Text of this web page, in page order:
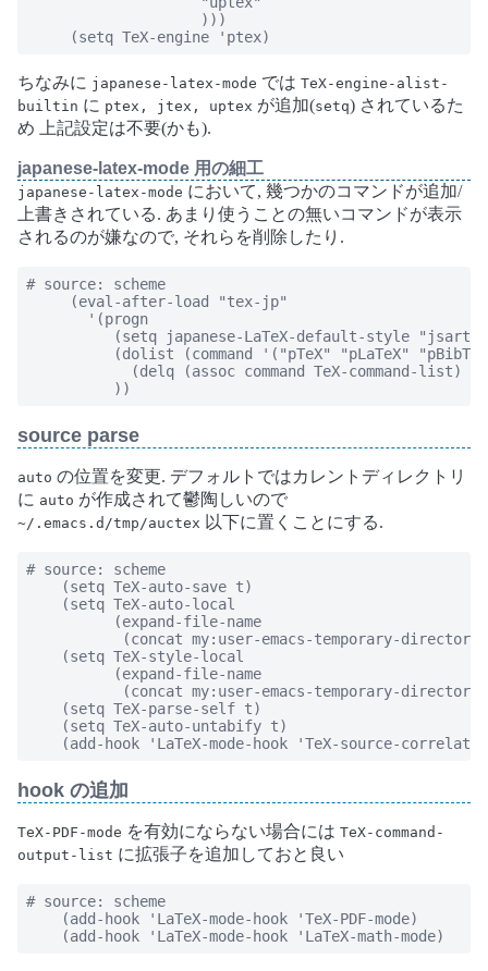
                    )))
     (setq TeX-engine 'ptex)
ちなみに japanese-latex-mode では TeX-engine-alist-
builtin に ptex, jtex, uptex が追加(setq) されているた
め 上記設定は不要(かも).
japanese-latex-mode 用の細工
japanese-latex-mode において, 幾つかのコマンドが追加/
上書きされている. あまり使うことの無いコマンドが表示
されるのが嫌なので, それらを削除したり.
# source: scheme
     (eval-after-load "tex-jp"
       '(progn
(setq japanese-LaTeX-default-style
(dolist (command '("pTeX" "pLaTeX"
(delq (assoc command TeX-command-list)
          ))
source parse
auto の位置を変更. デフォルトではカレントディレクトリ
に auto が作成されて鬱陶しいので
~/.emacs.d/tmp/auctex 以下に置くことにする.
# source: scheme
    (setq TeX-auto-save t)
    (setq TeX-auto-local
          (expand-file-name
(concat my:user-emacs-temporary-directory
    (setq TeX-style-local
          (expand-file-name
(concat my:user-emacs-temporary-directory
    (setq TeX-parse-self t)
    (setq TeX-auto-untabify t)
(add-hook 'LaTeX-mode-hook 'TeX-source-
hook の追加
TeX-PDF-mode を有効にならない場合には TeX-command-
output-list に拡張子を追加しておと良い
# source: scheme
    (add-hook 'LaTeX-mode-hook 'TeX-PDF-mode)
    (add-hook 'LaTeX-mode-hook 'LaTeX-math-mode)